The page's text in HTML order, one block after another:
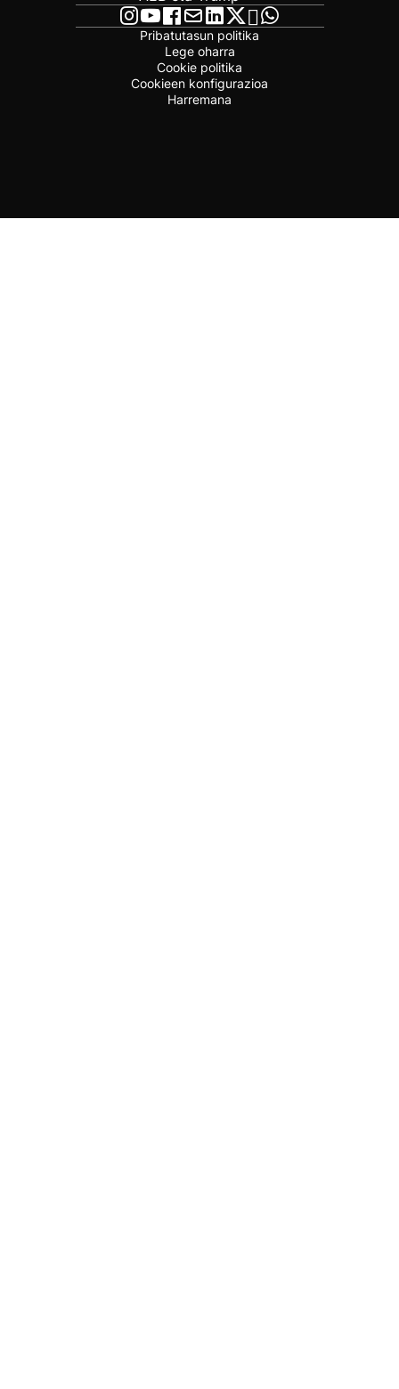
Pribatutasun politika
Lege oharra
Cookie politika
Cookieen konfigurazioa
Harremana